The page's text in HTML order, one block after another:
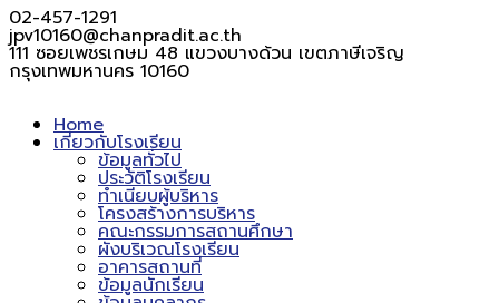
02-457-1291
jpv10160@chanpradit.ac.th
111 ซอยเพชรเกษม 48 แขวงบางด้วน เขตภาษีเจริญ
กรุงเทพมหานคร 10160
Home
เกี่ยวกับโรงเรียน
ข้อมูลทั่วไป
ประวัติโรงเรียน
ทำเนียบผู้บริหาร
โครงสร้างการบริหาร
คณะกรรมการสถานศึกษา
ผังบริเวณโรงเรียน
อาคารสถานที่
ข้อมูลนักเรียน